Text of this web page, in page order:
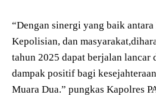
“Dengan sinergi yang baik antara
Kepolisian, dan
tahun 2025 dapat berjalan lancar
dampak positif bagi
Muara Dua.” pungkas Kapolres